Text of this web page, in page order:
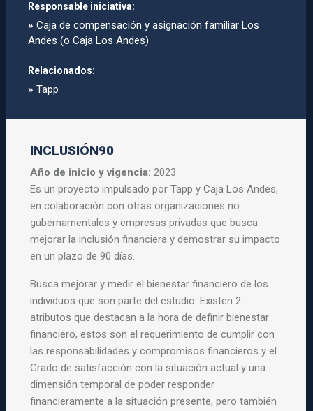
Responsable iniciativa:
» Caja de compensación y asignación familiar Los
Andes (o Caja Los Andes)
Relacionados:
» Tapp
INCLUSIÓN90
Año de inicio y vigencia:2023
Es un proyecto impulsado por Tapp y Caja Los Andes,
en colaboración con otras organizaciones no
gubernamentales y empresas privadas que busca
mejorar la inclusión financiera y demostrar su impacto
en un plazo de 90 días.
Busca mejorar y medir el bienestar financiero de los
individuos que son parte del estudio. Existen 2
atributos que destacan a la hora de definir bienestar
financiero, estos son el requerimiento de cumplir con
las responsabilidades y compromisos financieros y el
Grado de satisfacción con la situación actual y una
dimensión temporal de poder responder
financieramente a la situación presente, pero también